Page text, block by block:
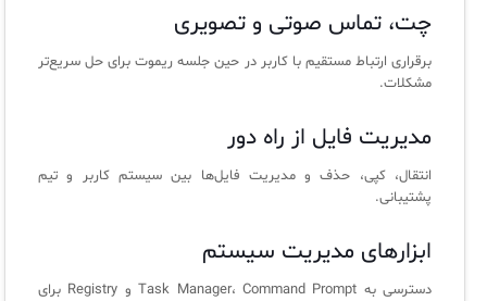
چت، تماس صوتی و تصویری
برقراری ارتباط مستقیم با کاربر در حین جلسه ریموت برای حل سریع‌تر
مشکلات.
مدیریت فایل از راه دور
انتقال، کپی، حذف و مدیریت فایل‌ها بین سیستم کاربر و تیم
پشتیبانی.
ابزارهای مدیریت سیستم
دسترسی به Task Manager، Command Prompt و Registry برای
سیستم هوشمند مدیریت فروش و فاکتور
سامانه مدیریت امنیت اطلاعات
✧
سلف سرویس کاربران
سامانه مدیریت دارایی‌ها [Asset Explorer]
فلافلی_فناوری
آرشیو دانلودهای مدانت